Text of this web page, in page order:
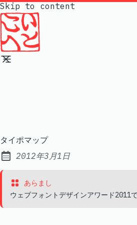
Skip to content
タイポマップ
Published:
2012年3月1日
あらまし
ウェブフォントデザインアワード2011